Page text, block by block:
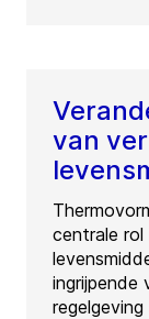
van
centrale rol
ingrijpende